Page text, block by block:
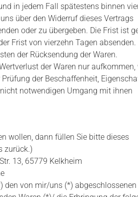
in jedem Fall spätestens binnen
über den Widerruf dieses Vertrags
oder zu übergeben. Die Frist ist
Frist von vierzehn Tagen absenden.
der Rücksendung der Waren.
der Waren nur aufkommen,
der Beschaffenheit,
notwendigen Umgang mit ihnen
wollen, dann füllen Sie bitte dieses
zurück.)
13, 65779 Kelkheim
den von mir/uns (*) abgeschlossenen